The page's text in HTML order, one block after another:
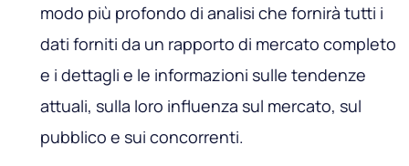
modo più profondo di analisi che fornirà tutti i
dati forniti da un rapporto di mercato completo
e i dettagli e le informazioni sulle tendenze
attuali, sulla loro influenza sul mercato, sul
pubblico e sui concorrenti.